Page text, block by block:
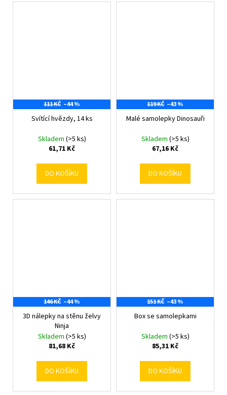
111 KČ –44 %
Svítící hvězdy, 14 ks
Skladem (>5 ks)
61,71 Kč
DO KOŠÍKU
119 KČ –43 %
Malé samolepky Dinosauři
Skladem (>5 ks)
67,16 Kč
DO KOŠÍKU
146 KČ –44 %
3D nálepky na stěnu želvy
Ninja
Skladem (>5 ks)
81,68 Kč
DO KOŠÍKU
151 KČ –43 %
Box se samolepkami
Skladem (>5 ks)
85,31 Kč
DO KOŠÍKU